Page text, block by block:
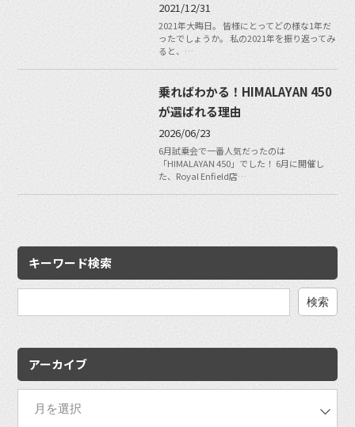
2021/12/31
2021年大晦日。 皆様にとってどの様な1年だ
ったでしょうか。 私の2021年を振り返ってみ
ると、…
乗ればわかる！HIMALAYAN 450
が選ばれる理由
2026/06/23
6月試乗会で一番人気だったのは
「HIMALAYAN 450」でした！ 6月に開催し
た、Royal Enfield店…
キーワード検索
アーカイブ